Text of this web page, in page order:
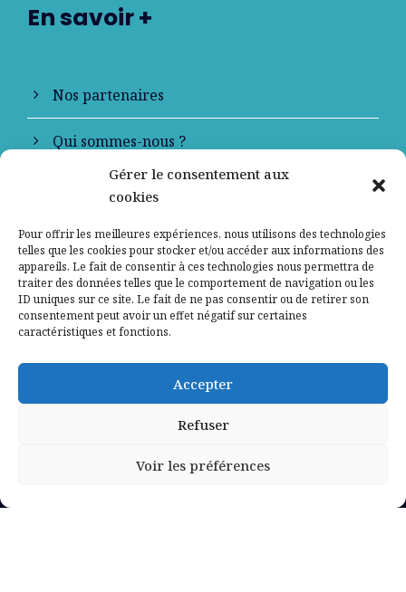
Gérer le consentement aux
cookies
Pour offrir les meilleures expériences, nous utilisons des technologies
telles que les cookies pour stocker et/ou accéder aux informations des
appareils. Le fait de consentir à ces technologies nous permettra de
traiter des données telles que le comportement de navigation ou les
ID uniques sur ce site. Le fait de ne pas consentir ou de retirer son
consentement peut avoir un effet négatif sur certaines
caractéristiques et fonctions.
Accepter
Refuser
Voir les préférences
En savoir +
Nos partenaires
Qui sommes-nous ?
Contactez-nous
Mentions légales
Politique de confidentialité